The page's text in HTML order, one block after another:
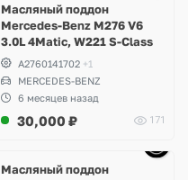
Масляный поддон
Mercedes-Benz M276 V6
3.0L 4Matic, W221 S-Class
A2760141702 +1
MERCEDES-BENZ
6 месяцев назад
30,000 ₽ 171
Масляный поддон